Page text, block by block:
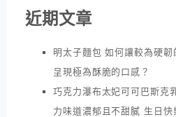
近期文章
明太子麵包 如何讓較為硬
呈現極為酥脆的口感？
巧克力瀑布太妃可可巴斯克
力味道濃郁且不甜膩 生日